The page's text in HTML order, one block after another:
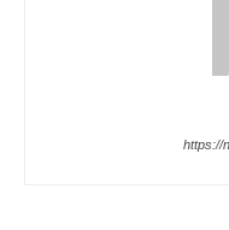
https://